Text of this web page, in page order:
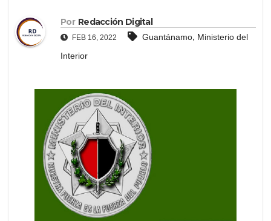
Por Redacción Digital
FEB 16, 2022 Guantánamo, Ministerio del
Interior